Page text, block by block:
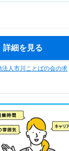
詳細を見る
法人市川ことばの会の求